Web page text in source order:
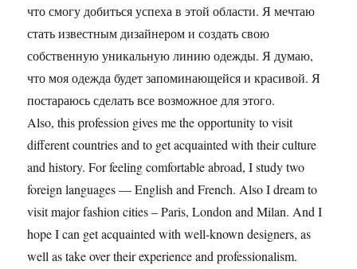
что смогу добиться успеха в этой области. Я мечтаю
стать известным дизайнером и создать свою
собственную уникальную линию одежды. Я думаю,
что моя одежда будет запоминающейся и красивой. Я
постараюсь сделать все возможное для этого.
Also, this profession gives me the opportunity to visit
different countries and to get acquainted with their culture
and history. For feeling comfortable abroad, I study two
foreign languages — English and French. Also I dream to
visit major fashion cities – Paris, London and Milan. And I
hope I can get acquainted with well-known designers, as
well as take over their experience and professionalism.